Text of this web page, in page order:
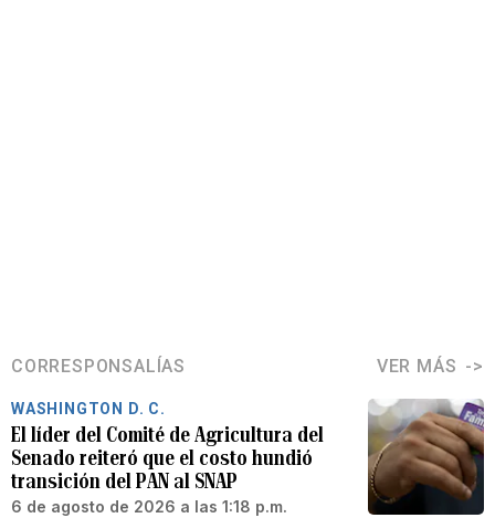
CORRESPONSALÍAS VER MÁS
WASHINGTON D. C.
El líder del Comité de Agricultura del
Senado reiteró que el costo hundió
transición del PAN al SNAP
6 de agosto de 2026 a las 1:18 p.m.